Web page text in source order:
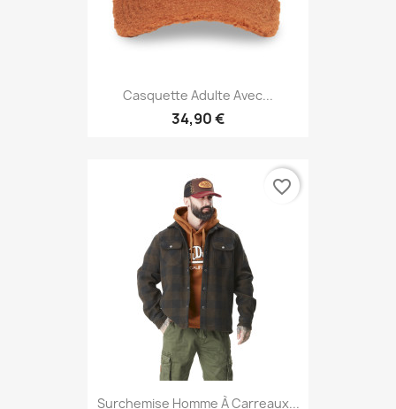
Casquette Adulte Avec...
34,90 €
Surchemise Homme À Carreaux...
favorite_border